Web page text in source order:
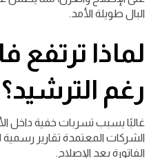
البال طويلة الأمد.
لماذا ترتفع
رغم الترشيد؟
غالبًا بسبب تسربات خفية داخل
الشركات المعتمدة تقارير
الفاتورة بعد الإصلاح.